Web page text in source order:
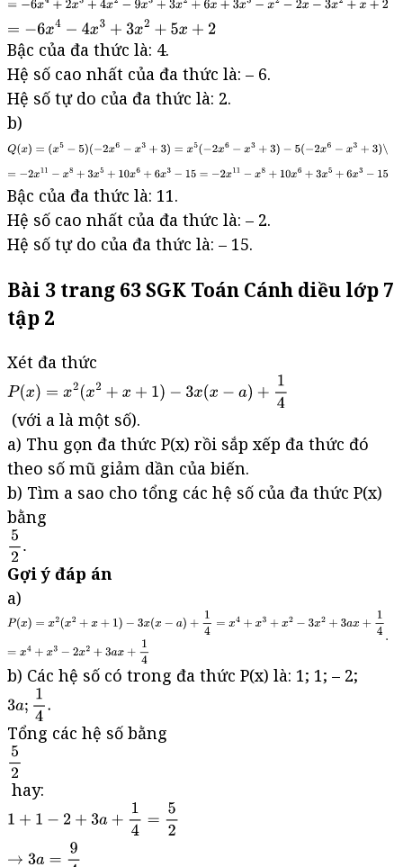
Bậc của đa thức là: 4.
Hệ số cao nhất của đa thức là: – 6.
Hệ số tự do của đa thức là: 2.
b)
Bậc của đa thức là: 11.
Hệ số cao nhất của đa thức là: – 2.
Hệ số tự do của đa thức là: – 15.
Bài 3 trang 63 SGK Toán Cánh diều lớp 7
tập 2
Xét đa thức
(với a là một số).
a) Thu gọn đa thức P(x) rồi sắp xếp đa thức đó
theo số mũ giảm dần của biến.
b) Tìm a sao cho tổng các hệ số của đa thức P(x)
bằng
Gợi ý đáp án
a)
b) Các hệ số có trong đa thức P(x) là: 1; 1; – 2;
Tổng các hệ số bằng
hay: